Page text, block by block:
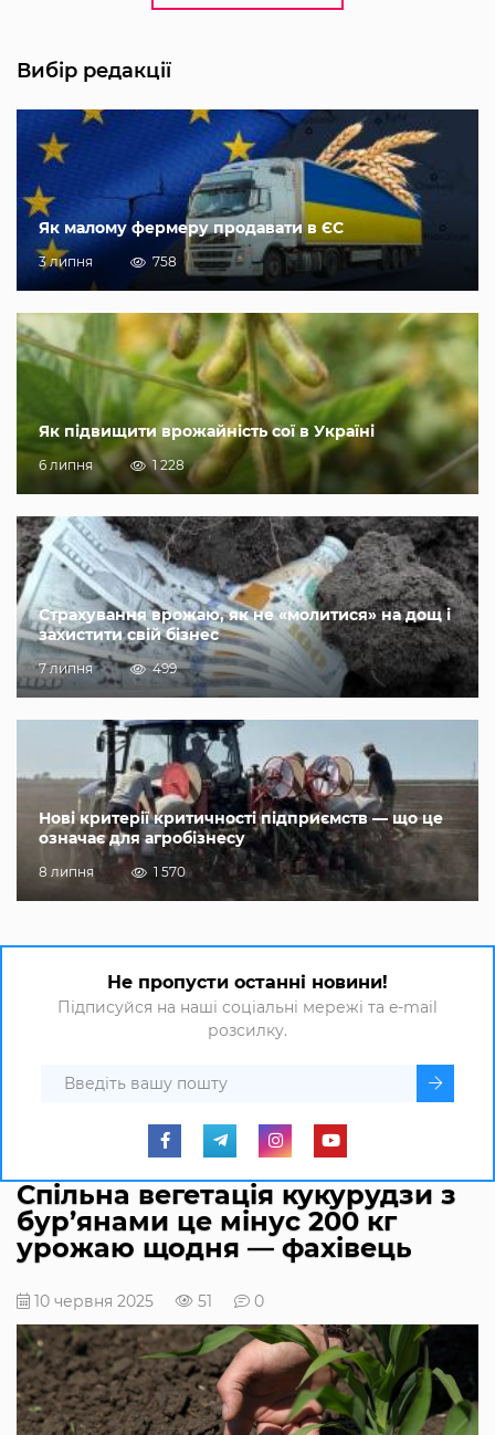
Вибір редакції
Як малому фермеру продавати в ЄС
3 липня 758
Як підвищити врожайність сої в Україні
6 липня 1 228
Страхування врожаю, як не «молитися» на дощ і
захистити свій бізнес
7 липня 499
Нові критерії критичності підприємств — що це
означає для агробізнесу
8 липня 1 570
Не пропусти останні новини!
Підписуйся на наші соціальні мережі та e-mail
розсилку.
Спільна вегетація кукурудзи з
бур’янами це мінус 200 кг
урожаю щодня — фахівець
10 червня 2025 51 0